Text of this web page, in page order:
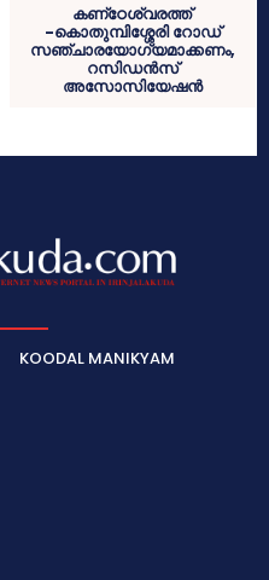
കണ്‌ഠേശ്വരത്ത്
-കൊതുമ്പിശ്ശേരി റോഡ്
സഞ്ചാരയോഗ്യമാക്കണം,
റസിഡന്‍സ്
അസോസിയേഷന്‍
KOODAL MANIKYAM